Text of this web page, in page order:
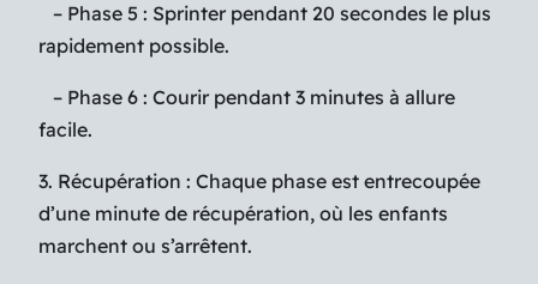
– Phase 5 : Sprinter pendant 20 secondes le plus
rapidement possible.
– Phase 6 : Courir pendant 3 minutes à allure
facile.
3. Récupération : Chaque phase est entrecoupée
d’une minute de récupération, où les enfants
marchent ou s’arrêtent.